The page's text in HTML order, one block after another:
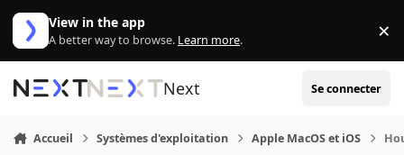
Aller au contenu
View in the app
A better way to browse. Learn more. ×
Next Se connecter
Accueil Systèmes d'exploitation Apple MacOS et iOS